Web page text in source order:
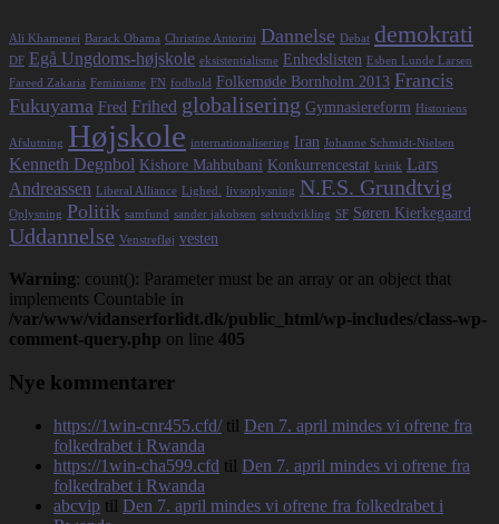
Ali Khamenei Barack Obama Christine Antorini Dannelse Debat demokrati
DF Egå Ungdoms-højskole eksistentialisme Enhedslisten Esben Lunde Larsen
Fareed Zakaria Feminisme FN fodbold Folkemøde Bornholm 2013 Francis
Fukuyama Fred Frihed globalisering Gymnasiereform Historiens
Afslutning Højskole internationalisering Iran Johanne Schmidt-Nielsen
Kenneth Degnbol Kishore Mahbubani Konkurrencestat kritik Lars
Andreassen Liberal Alliance Lighed. livsoplysning N.F.S. Grundtvig
Oplysning Politik samfund sander jakobsen selvudvikling SF Søren Kierkegaard
Uddannelse Venstrefløj vesten
Warning: count(): Parameter must be an array or an object that
implements Countable in
/var/www/vidanserforlidt.dk/public_html/wp-includes/class-wp-
comment-query.php on line 405
Nye kommentarer
https://1win-cnr455.cfd/til Den 7. april mindes vi ofrene fra
folkedrabet i Rwanda
https://1win-cha599.cfd til Den 7. april mindes vi ofrene fra
folkedrabet i Rwanda
abcvip til Den 7. april mindes vi ofrene fra folkedrabet i